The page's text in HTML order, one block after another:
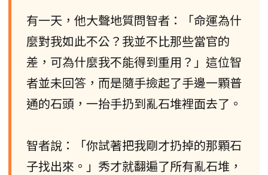
有一天，他大聲地質問智者：「命運為什
麼對我如此不公？我並不比那些當官的
差，可為什麼我不能得到重用？」這位智
者並未回答，而是隨手撿起了手邊一顆普
通的石頭，一抬手扔到亂石堆裡面去了。
智者說：「你試著把我剛才扔掉的那顆石
子找出來。」秀才就翻遍了所有亂石堆，